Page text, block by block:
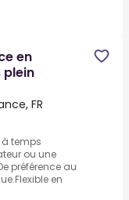
en
plein
FR
à temps
ou une
préférence au
en